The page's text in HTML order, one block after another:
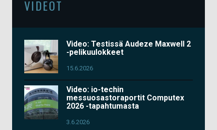
VIDEOT
Video: Testissä Audeze Maxwell 2
-pelikuulokkeet
15.6.2026
Video: io-techin
messuosastoraportit Computex
2026 -tapahtumasta
3.6.2026